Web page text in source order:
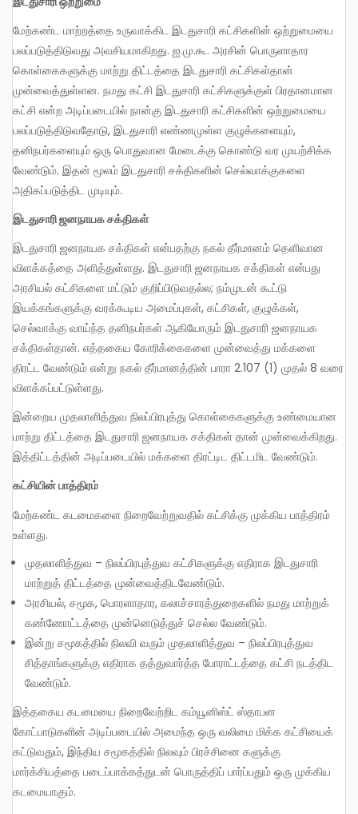
மேற்கண்ட மாற்றத்தை உருவாக்கிட இடதுசாரி கட்சிகளின் ஒற்றுமையை
பலப்படுத்திடுவது அவசியமாகிறது. ஐ.மு.கூ. அரசின் பொருளாதார
கொள்கைகளுக்கு மாற்று திட்டத்தை இடதுசாரி கட்சிகள்தான்
முன்வைத்துள்ளன. நமது கட்சி இடதுசாரி கட்சிகளுக்குள் பிரதானமான
கட்சி என்ற அடிப்படையில் நான்கு இடதுசாரி கட்சிகளின் ஒற்றுமையை
பலப்படுத்திடுவதோடு, இடதுசாரி எண்ணமுள்ள குழுக்களையும்,
தனிநபர்களையும் ஒரு பொதுவான மேடைக்கு கொண்டு வர முயற்சிக்க
வேண்டும். இதன் மூலம் இடதுசாரி சக்திகளின் செல்வாக்குகளை
அதிகப்படுத்திட முடியும்.
இடதுசாரி ஜனநாயக சக்திகள்
இடதுசாரி ஜனநாயக சக்திகள் என்பதற்கு நகல் தீர்மானம் தெளிவான
விளக்கத்தை அளித்துள்ளது. இடதுசாரி ஜனநாயக சக்திகள் என்பது
அரசியல் கட்சிகளை மட்டும் குறிப்பிடுவதல்ல; நம்முடன் கூட்டு
இயக்கங்களுக்கு வரக்கூடிய அமைப்புகள், கட்சிகள், குழுக்கள்,
செல்வாக்கு வாய்ந்த தனிநபர்கள் ஆகியோரும் இடதுசாரி ஜனநாயக
சக்திகள்தான். எத்தகைய கோரிக்கைகளை முன்வைத்து மக்களை
திரட்ட வேண்டும் என்று நகல் தீர்மானத்தின் பாரா 2.107 (1) முதல் 8 வரை
விளக்கப்பட்டுள்ளது.
இன்றைய முதலாளித்துவ நிலப்பிரபுத்து கொள்கைகளுக்கு உண்மையான
மாற்று திட்டத்தை இடதுசாரி ஜனநாயக சக்திகள் தான் முன்வைக்கிறது.
இத்திட்டத்தின் அடிப்படையில் மக்களை திரட்டிட திட்டமிட வேண்டும்.
கட்சியின் பாத்திரம்
மேற்கண்ட கடமைகளை நிறைவேற்றுவதில் கட்சிக்கு முக்கிய பாத்திரம்
உள்ளது.
முதலாளித்துவ – நிலப்பிரபுத்துவ கட்சிகளுக்கு எதிராக இடதுசாரி
மாற்றுத் திட்டத்தை முன்வைத்திடவேண்டும்.
அரசியல், சமூக, பொரளாதார, கலாச்சாரத்துறைகளில் நமது மாற்றுக்
கண்ணோட்டத்தை முன்னெடுத்துச் செல்ல வேண்டும்.
இன்று சமூகத்தில் நிலவி வரும் முதலாளித்துவ – நிலப்பிரபுத்துவ
சித்தாங்களுக்கு எதிராக தத்துவார்த்த போராட்டத்தை கட்சி நடத்திட
வேண்டும்.
இத்தகைய கடமையை நிறைவேற்றிட கம்யூனிஸ்ட் ஸ்தாபன
கோட்பாடுகளின் அடிப்படையில் அமைந்த ஒரு வலிமை மிக்க கட்சியைக்
கட்டுவதும், இந்திய சமூகத்தில் நிலவும் பிரச்சினை களுக்கு
மார்க்சியத்தை படைப்பாக்கத்துடன் பொருத்திப் பார்ப்பதும் ஒரு முக்கிய
கடமையாகும்.